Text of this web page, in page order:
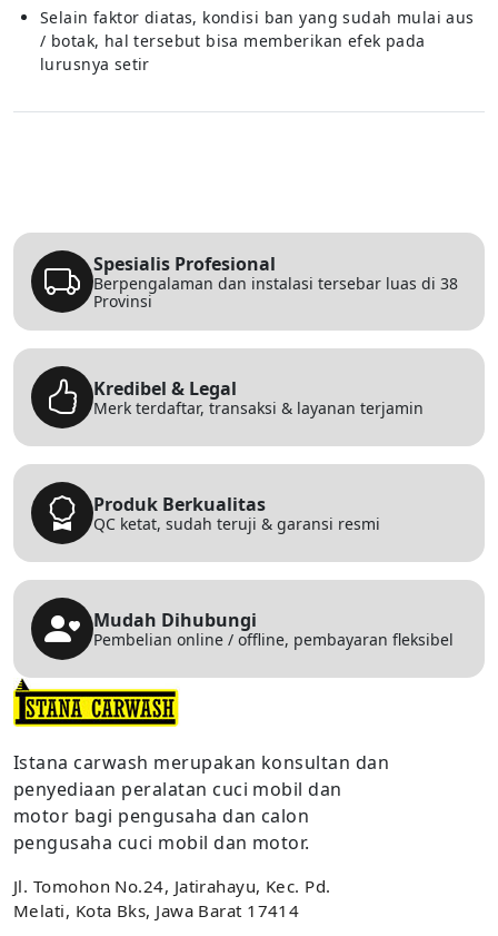
Selain faktor diatas, kondisi ban yang sudah mulai aus
/ botak, hal tersebut bisa memberikan efek pada
lurusnya setir
Spesialis Profesional
Berpengalaman dan instalasi tersebar luas di 38
Provinsi
Kredibel & Legal
Merk terdaftar, transaksi & layanan terjamin
Produk Berkualitas
QC ketat, sudah teruji & garansi resmi
Mudah Dihubungi
Pembelian online / offline, pembayaran fleksibel
Istana carwash merupakan konsultan dan
penyediaan peralatan cuci mobil dan
motor bagi pengusaha dan calon
pengusaha cuci mobil dan motor.
Jl. Tomohon No.24, Jatirahayu, Kec. Pd.
Melati, Kota Bks, Jawa Barat 17414